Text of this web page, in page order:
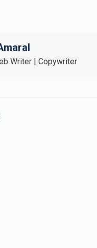
Writer | Copywriter